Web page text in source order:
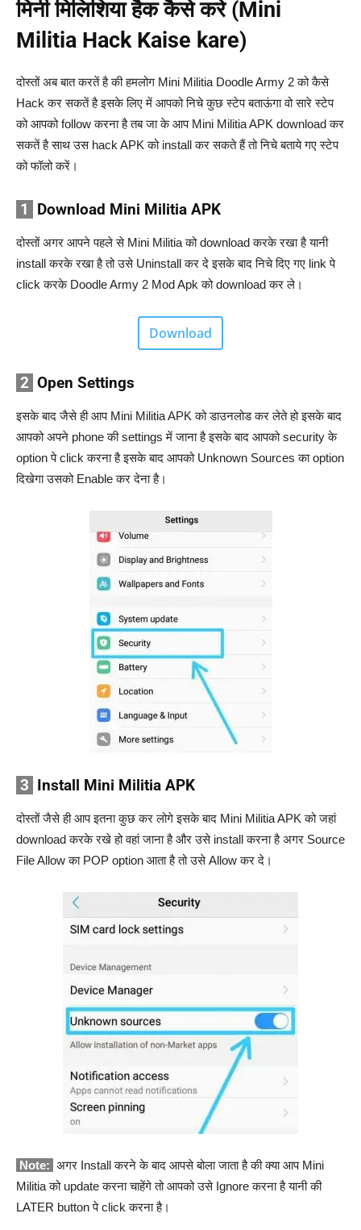
मिनी मिलिशिया हैक कैसे करे (Mini
Militia Hack Kaise kare)
दोस्तों अब बात करतें है की हमलोग Mini Militia Doodle Army 2 को कैसे
Hack कर सकतें है इसके लिए में आपको निचे कुछ स्टेप बताऊंगा वो सारे स्टेप
को आपको follow करना है तब जा के आप Mini Militia APK download कर
सकतें है साथ उस hack APK को install कर सकते हैं तो निचे बताये गए स्टेप
को फॉलो करें।
1 Download Mini Militia APK
दोस्तों अगर आपने पहले से Mini Militia को download करके रखा है यानी
install करके रखा है तो उसे Uninstall कर दे इसके बाद निचे दिए गए link पे
click करके Doodle Army 2 Mod Apk को download कर ले।
Download
2 Open Settings
इसके बाद जैसे ही आप Mini Militia APK को डाउनलोड कर लेते हो इसके बाद
आपको अपने phone की settings में जाना है इसके बाद आपको security के
option पे click करना है इसके बाद आपको Unknown Sources का option
दिखेगा उसको Enable कर देना है।
3 Install Mini Militia APK
दोस्तों जैसे ही आप इतना कुछ कर लोगे इसके बाद Mini Militia APK को जहां
download करके रखे हो वहां जाना है और उसे install करना है अगर Source
File Allow का POP option आता है तो उसे Allow कर दे।
Note: अगर Install करने के बाद आपसे बोला जाता है की क्या आप Mini
Militia को update करना चाहेंगे तो आपको उसे Ignore करना है यानी की
LATER button पे click करना है।